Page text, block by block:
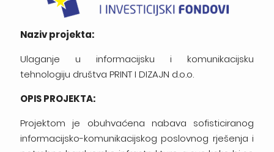
Naziv projekta:
Ulaganje u informacijsku i komunikacijsku
tehnologiju društva PRINT I DIZAJN d.o.o.
OPIS PROJEKTA:
Projektom je obuhvaćena nabava sofisticiranog
informacijsko-komunikacijskog poslovnog rješenja i